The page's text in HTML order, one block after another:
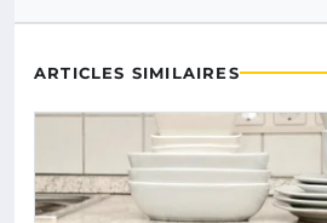
ARTICLES SIMILAIRES